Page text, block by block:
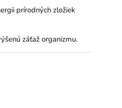
prírodných zložiek
záťaž organizmu.